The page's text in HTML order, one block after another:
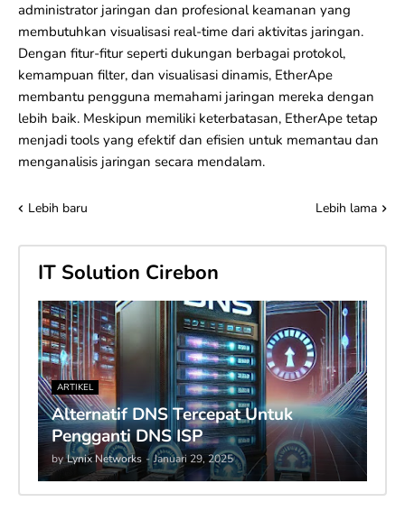
administrator jaringan dan profesional keamanan yang
membutuhkan visualisasi real-time dari aktivitas jaringan.
Dengan fitur-fitur seperti dukungan berbagai protokol,
kemampuan filter, dan visualisasi dinamis, EtherApe
membantu pengguna memahami jaringan mereka dengan
lebih baik. Meskipun memiliki keterbatasan, EtherApe tetap
menjadi tools yang efektif dan efisien untuk memantau dan
menganalisis jaringan secara mendalam.
Lebih baru Lebih lama
IT Solution Cirebon
ARTIKEL
Alternatif DNS Tercepat Untuk
Pengganti DNS ISP
by Lynix Networks - Januari 29, 2025